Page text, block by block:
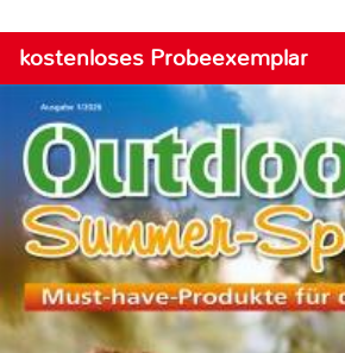
kostenloses Probeexemplar